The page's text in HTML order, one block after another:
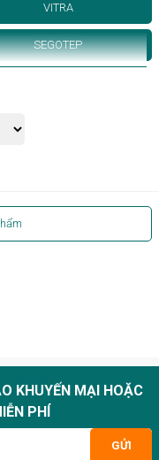
VITRA
SEGOTEP
KHUYẾN MẠI HOẶC
PHÍ
GỬI